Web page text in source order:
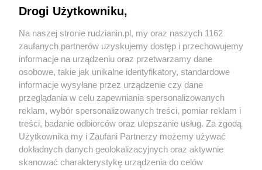
Wydawca mediów lokalnych
Nie zapomnij
zapoznać się z:
polityką prywatności regulamin korzystania z portali
Twojemiasto
Piekary Śląskie
Chorzów
Skontaktuj sięz nami
Kontakt
Wydawca
Drogi Użytkowniku,
Na naszej stronie rudzianin.pl, my oraz naszych 1162
zaufanych partnerów uzyskujemy dostęp i przechowujemy
informacje na urządzeniu oraz przetwarzamy dane
osobowe, takie jak unikalne identyfikatory, standardowe
informacje wysyłane przez urządzenie czy dane
przeglądania w celu zapewniania spersonalizowanych
reklam, wybór spersonalizowanych treści, pomiar reklam i
treści, badanie odbiorców oraz ulepszanie usług. Za zgodą
Użytkownika my i Zaufani Partnerzy możemy używać
dokładnych danych geolokalizacyjnych oraz aktywnie
skanować charakterystykę urządzenia do celów